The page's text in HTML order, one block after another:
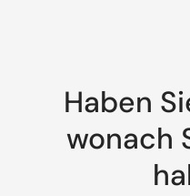
Haben
wonach